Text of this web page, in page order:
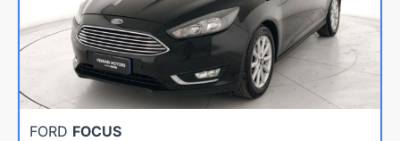
FORD FOCUS